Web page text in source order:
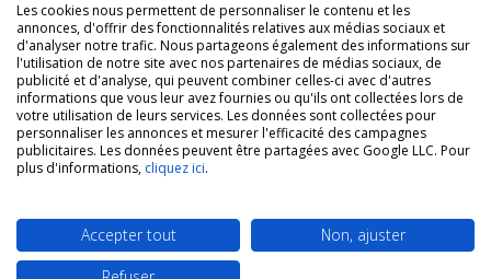
La Boutique des Chrétiens © | La boutique religieuse chrétienne de
référence !.
Les cookies nous permettent de personnaliser le contenu et les
annonces, d'offrir des fonctionnalités relatives aux médias sociaux et
d'analyser notre trafic. Nous partageons également des informations sur
l'utilisation de notre site avec nos partenaires de médias sociaux, de
publicité et d'analyse, qui peuvent combiner celles-ci avec d'autres
informations que vous leur avez fournies ou qu'ils ont collectées lors de
votre utilisation de leurs services. Les données sont collectées pour
personnaliser les annonces et mesurer l'efficacité des campagnes
publicitaires. Les données peuvent être partagées avec Google LLC. Pour
plus d'informations, cliquez ici.
Accepter tout
Non, ajuster